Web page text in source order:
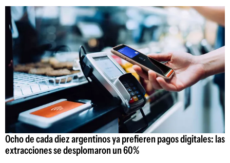
Ocho de cada diez argentinos ya prefieren pagos digitales: las
extracciones se desplomaron un 60%